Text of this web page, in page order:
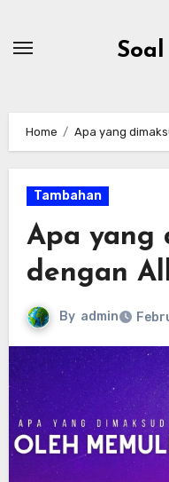
Home Apa yang
Tambahan
Apa yang
dengan
By admin